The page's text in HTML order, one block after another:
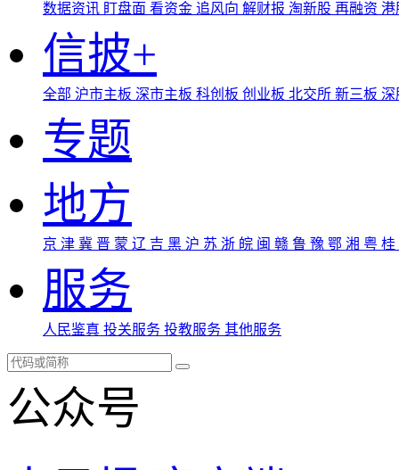
数据资讯 盯盘面 看资金 追风向 解财报 淘新股 再融资
信披+
全部 沪市主板 深市主板 科创板 创业板 北交所 新三板
专题
地方
京 津 冀 晋 蒙 辽 吉 黑 沪 苏 浙 皖 闽 赣 鲁 豫 鄂 湘 粤 桂
服务
人民鉴真 投关服务 投教服务 其他服务
公众号